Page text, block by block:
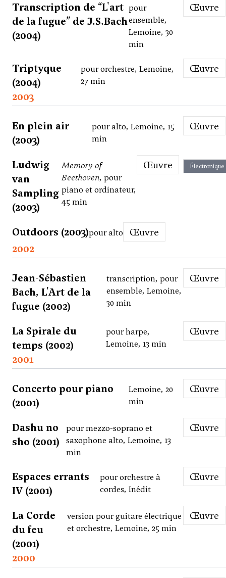
Transcription de “L'art
de la fugue” de J.S.Bach
(2004)
pour
ensemble,
Lemoine, 30
min
Œuvre
Triptyque
(2004)
pour orchestre, Lemoine,
27 min
Œuvre
2003
En plein air
(2003)
pour alto, Lemoine, 15
min
Œuvre
Ludwig
van
Sampling
(2003)
Memory of
Beethoven, pour
piano et ordinateur,
45 min
Œuvre Électronique
Outdoors (2003)pour alto
Œuvre
2002
Jean-Sébastien
Bach, L'Art de la
fugue (2002)
transcription, pour
ensemble, Lemoine,
30 min
Œuvre
La Spirale du
temps (2002)
pour harpe,
Lemoine, 13 min
Œuvre
2001
Concerto pour piano
(2001)
Lemoine, 20
min
Œuvre
Dashu no
sho (2001)
pour mezzo-soprano et
saxophone alto, Lemoine, 13
min
Œuvre
Espaces errants
IV (2001)
pour orchestre à
cordes, Inédit
Œuvre
La Corde
du feu
(2001)
version pour guitare électrique
et orchestre, Lemoine, 25 min
Œuvre
2000